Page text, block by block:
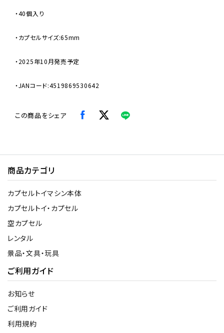
・40個入り
・カプセルサイズ:65mm
・2025年10月発売予定
・JANコード:4519869530642
この商品をシェア
商品カテゴリ
カプセルトイマシン本体
カプセルトイ・カプセル
空カプセル
レンタル
景品・文具・玩具
ご利用ガイド
お知らせ
ご利用ガイド
利用規約